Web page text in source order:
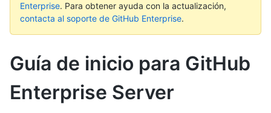
Enterprise. Para obtener ayuda con la actualización,
contacta al soporte de GitHub Enterprise.
Guía de inicio para GitHub
Enterprise Server